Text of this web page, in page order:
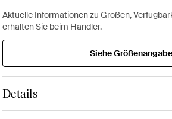
Aktuelle Informationen zu Größen,
erhalten Sie beim Händler.
Siehe
Details